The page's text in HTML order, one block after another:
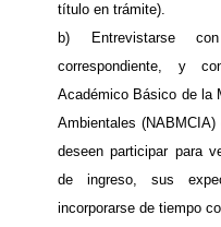
título en trámite).
b) Entrevistarse
correspondiente, y
Académico Básico de la
Ambientales
deseen participar para
de ingreso, sus
incorporarse de tiempo